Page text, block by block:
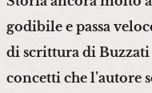
godibile e passa
di scrittura di
concetti che l’autore